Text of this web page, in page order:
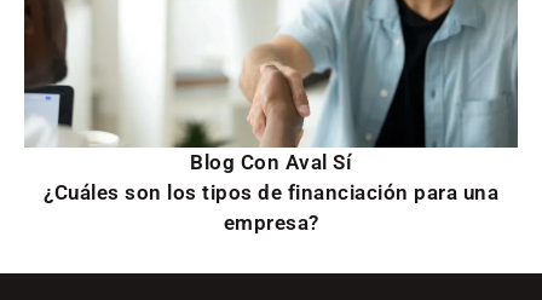
Blog Con Aval Sí
¿Cuáles son los tipos de financiación para una
empresa?